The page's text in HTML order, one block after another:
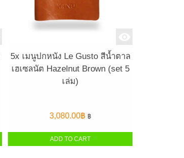
5x เมนูปกหนัง Le Gusto สีน้ำตาล
เฮเซลนัต Hazelnut Brown (set 5
เล่ม)
3,080.00฿ ฿
ADD TO CART